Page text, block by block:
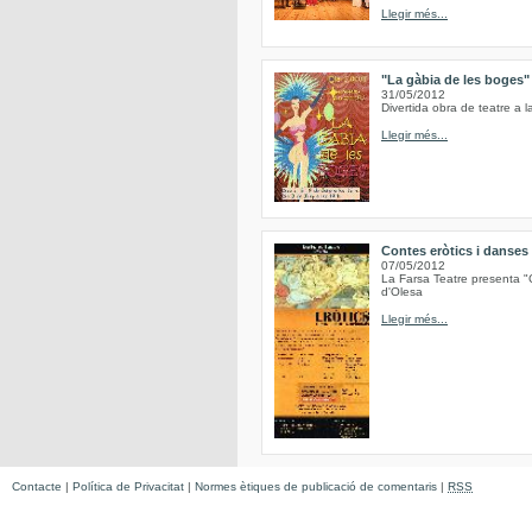
Llegir més...
"La gàbia de les boges"
31/05/2012
Divertida obra de teatre a
Llegir més...
Contes eròtics i
07/05/2012
La Farsa Teatre presenta
d'Olesa
Llegir més...
Contacte | Política de Privacitat | Normes ètiques de publicació de comentaris | RSS